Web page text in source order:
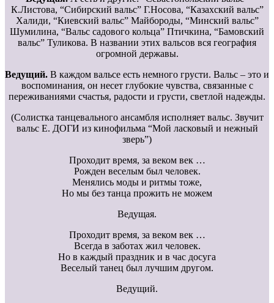
К.Листова, “Сибирский вальс” Г.Носова, “Казахский вальс”
Халиди, “Киевский вальс” Майбороды, “Минский вальс”
Шумилина, “Вальс садового кольца” Птичкина, “Бамовский
вальс” Туликова. В названии этих вальсов вся география
огромной державы.
Ведущий. В каждом вальсе есть немного грусти. Вальс – это и
воспоминания, он несет глубокие чувства, связанные с
переживаниями счастья, радости и грусти, светлой надежды.
(Солистка танцевального ансамбля исполняет вальс. Звучит
вальс Е. ДОГИ из кинофильма “Мой ласковый и нежный
зверь”)
Проходит время, за веком век …
Рожден веселым был человек.
Менялись моды и ритмы тоже,
Но мы без танца прожить не можем
Ведущая.
Проходит время, за веком век …
Всегда в заботах жил человек.
Но в каждый праздник и в час досуга
Веселый танец был лучшим другом.
Ведущий.